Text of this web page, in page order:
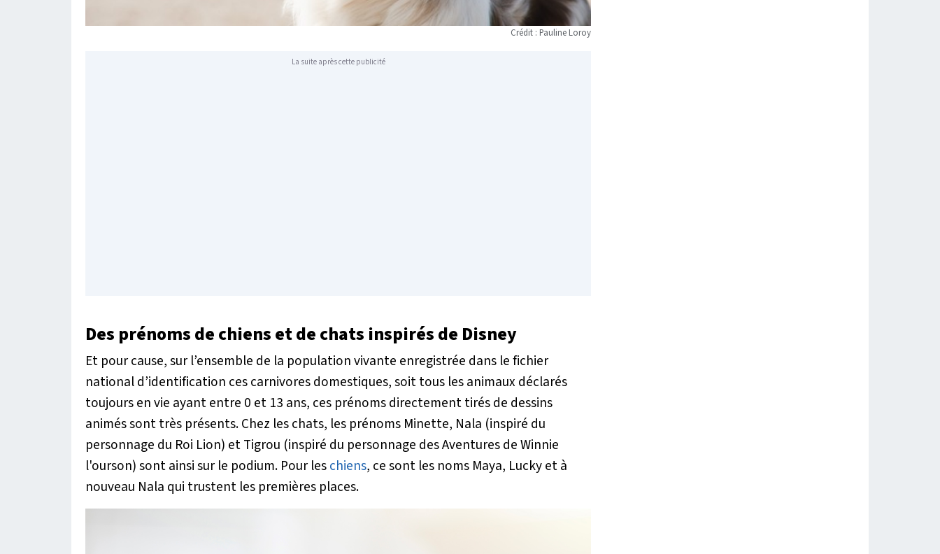
Crédit : Pauline Loroy
La suite après cette publicité
Des prénoms de chiens et de chats inspirés de Disney
Et pour cause, sur l’ensemble de la population vivante enregistrée dans le fichier
national d’identification ces carnivores domestiques, soit tous les animaux déclarés
toujours en vie ayant entre 0 et 13 ans, ces prénoms directement tirés de dessins
animés sont très présents. Chez les chats, les prénoms Minette, Nala (inspiré du
personnage du Roi Lion) et Tigrou (inspiré du personnage des Aventures de Winnie
l'ourson) sont ainsi sur le podium. Pour leschiens, ce sont les noms Maya, Lucky et à
nouveau Nala qui trustent les premières places.